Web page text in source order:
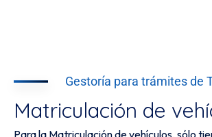
Gestoría para trámites de
Matriculación de
Para la Matriculación de vehículos, sólo